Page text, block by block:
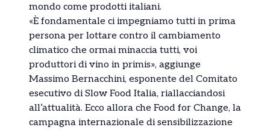
mondo come prodotti italiani.
«È fondamentale ci impegniamo tutti in prima
persona per lottare contro il cambiamento
climatico che ormai minaccia tutti, voi
produttori di vino in primis», aggiunge
Massimo Bernacchini, esponente del Comitato
esecutivo di Slow Food Italia, riallacciandosi
all’attualità. Ecco allora che Food for Change, la
campagna internazionale di sensibilizzazione